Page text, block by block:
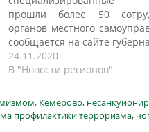
прошли более 50
органов местного
сообщается на сайте
Правительства Пермского
понедельник, 23
Махонин провел
краевой
комиссии (АТК). В нем
24.11.2020
В "Новости регионов"
, Кемерово,
профилактики терроризма,